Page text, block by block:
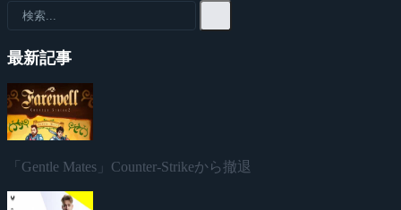
最新記事
「Gentle Mates」Counter-Strikeから撤退